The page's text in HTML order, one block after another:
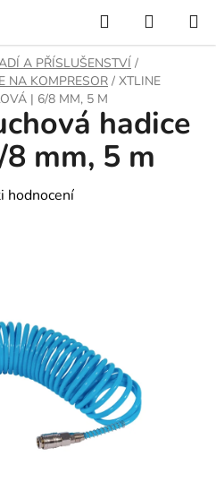
Hledat
KOŠÍK
A PŘÍSLUŠENSTVÍ /
NA KOMPRESOR / XTLINE
| 6/8 MM, 5 M
hadice
mm, 5 m
hodnocení